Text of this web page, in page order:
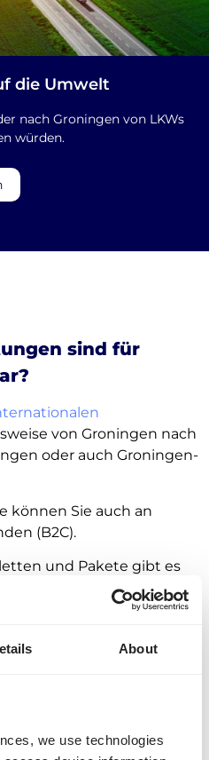
About
we use technologies
die Umwelt
nach Groningen von LKWs
würden.
sind für
von Groningen nach
oder auch Groningen-
können Sie auch an
(B2C).
und Pakete gibt es
LTLs oder
stehen
Sie
auch Groningen.